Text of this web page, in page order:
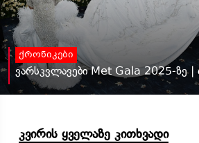
ქრონიკები
ვარსკვლავები Met Gala 2025-ზე
კვირის ყველაზე კითხვადი